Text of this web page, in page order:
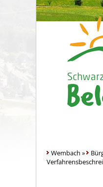
Wembach »